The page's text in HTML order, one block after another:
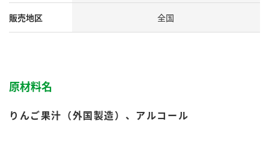
PIN印
三ツ判山吹
スペシャルサイト
各部門が大切にしていること
お客様の声をいかしました
よくあるご質問
お問い合わせ
販売地区 全国
原材料名
りんご果汁（外国製造）、アルコール